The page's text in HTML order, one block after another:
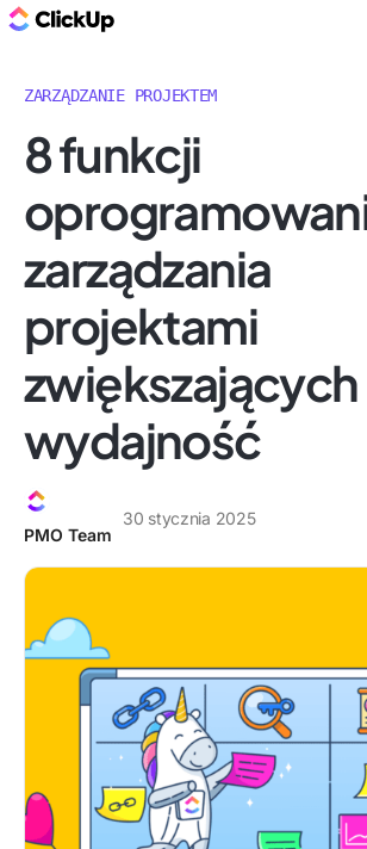
ZARZĄDZANIE PROJEKTEM
8 funkcji
zarządzania
projektami
zwiększających
wydajność
PMO Team
30 stycznia 2025